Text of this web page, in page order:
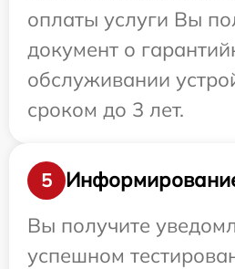
оплаты услуги Вы
документ о
обслуживании
сроком до 3 лет.
5
Вы получите
успешном